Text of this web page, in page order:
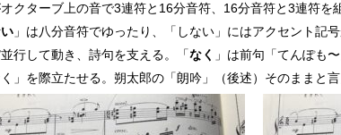
オクターブ上の音で3連符と16分音符、16分音符と3連符を
」は八分音符でゆったり、「しない」にはアクセント記
行して動き、詩句を支える。「なく 」は前句「てんぽも
く」を際立たせる。朔太郎の「朗吟」（後述）そのままと言